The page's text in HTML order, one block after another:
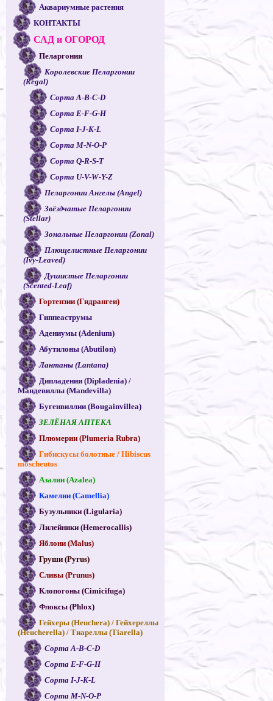
Аквариумные растения
КОНТАКТЫ
САД и ОГОРОД
Пеларгонии
Королевские Пеларгонии
(Regal)
Сорта A-B-C-D
Сорта E-F-G-H
Сорта I-J-K-L
Сорта M-N-O-P
Сорта Q-R-S-T
Сорта U-V-W-Y-Z
Пеларгонии Ангелы (Angel)
Звёздчатые Пеларгонии
(Stellar)
Зональные Пеларгонии (Zonal)
Плющелистные Пеларгонии
(Ivy-Leaved)
Душистые Пеларгонии
(Scented-Leaf)
Гортензии (Гидрангеи)
Гиппеаструмы
Адениумы (Adenium)
Абутилоны (Abutilon)
Лантаны (Lantana)
Дипладении (Dipladenia) /
Мандевиллы (Mandevilla)
Бугенвиллии (Bougainvillea)
ЗЕЛЁНАЯ АПТЕКА
Плюмерии (Plumeria Rubra)
Гибискусы болотные / Hibiscus
moscheutos
Азалии (Azalea)
Камелии (Camellia)
Бузульники (Ligularia)
Лилейники (Hemerocallis)
Яблони (Malus)
Груши (Pyrus)
Сливы (Prunus)
Клопогоны (Cimicifuga)
Флоксы (Phlox)
Гейхеры (Heuchera) / Гейхереллы
(Heucherella) / Тиареллы (Tiarella)
Сорта A-B-C-D
Сорта E-F-G-H
Сорта I-J-K-L
Сорта M-N-O-P